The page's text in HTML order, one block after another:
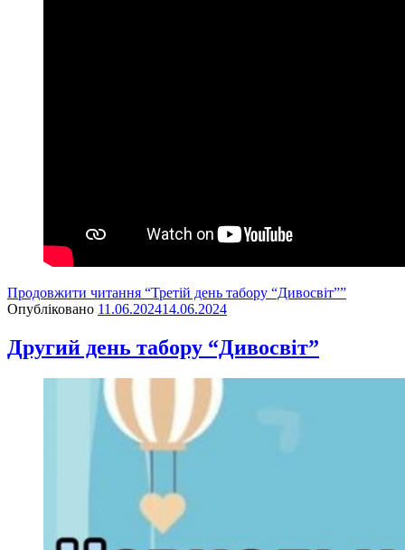
Продовжити читання “Третій день табору “Дивосвіт””
Опубліковано 11.06.202414.06.2024
Другий день табору “Дивосвіт”